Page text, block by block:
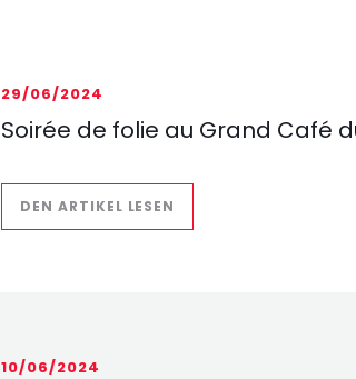
Soirée de folie au Grand Café
29/06/2024
DEN ARTIKEL LESEN
10/06/2024